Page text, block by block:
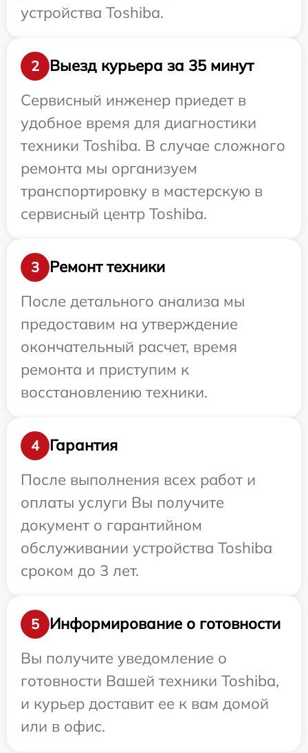
устройства Toshiba.
2
Выезд курьера за 35 минут
Сервисный инженер приедет в
удобное время для диагностики
техники Toshiba. В случае сложного
ремонта мы организуем
транспортировку в мастерскую в
сервисный центр Toshiba.
3
Ремонт техники
После детального анализа мы
предоставим на утверждение
окончательный расчет, время
ремонта и приступим к
восстановлению техники.
4
Гарантия
После выполнения всех работ и
оплаты услуги Вы получите
документ о гарантийном
обслуживании устройства Toshiba
сроком до 3 лет.
5
Информирование о готовности
Вы получите уведомление о
готовности Вашей техники Toshiba,
и курьер доставит ее к вам домой
или в офис.